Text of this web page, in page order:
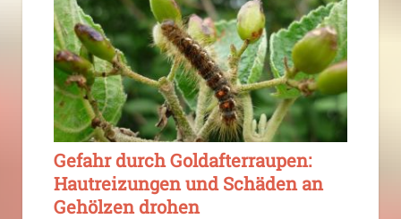
Gefahr durch Goldafterraupen:
Hautreizungen und Schäden an
Gehölzen drohen